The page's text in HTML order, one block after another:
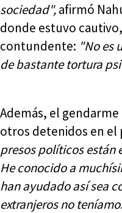
sociedad",afirmó
donde estuvo
contundente: "No es
de bastante tortura
Además, el
otros detenidos en el
presos políticos están
He conocido a
han ayudado así sea
extranjeros no